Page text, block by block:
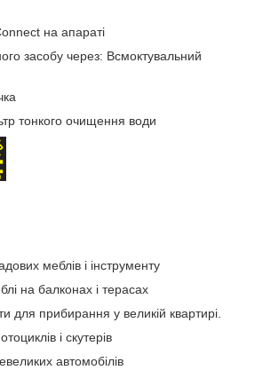
на апараті
засобу через: Всмоктувальний
тонкого очищення води
меблів і інструменту
на балконах і терасах
для прибирання у великій квартирі.
і скутерів
автомобілів